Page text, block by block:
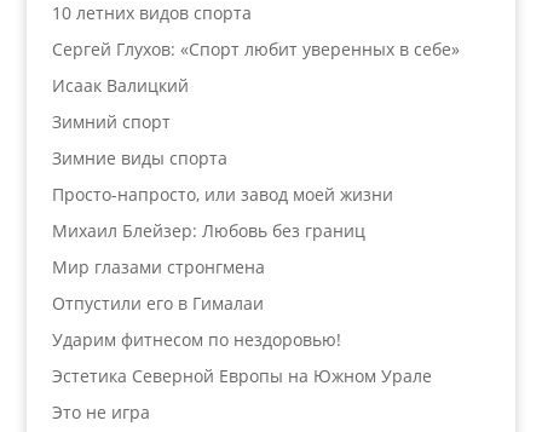
10 летних видов спорта
Сергей Глухов: «Спорт любит уверенных в себе»
Исаак Валицкий
Зимний спорт
Зимние виды спорта
Просто-напросто, или завод моей жизни
Михаил Блейзер: Любовь без границ
Мир глазами стронгмена
Отпустили его в Гималаи
Ударим фитнесом по нездоровью!
Эстетика Северной Европы на Южном Урале
Это не игра